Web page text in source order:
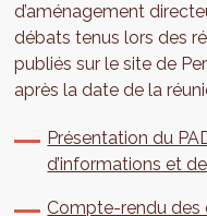
d’aménagement
débats tenus lors des
publiés sur le site de
après la date de la
Présentation du
d’informations et
Compte-rendu des